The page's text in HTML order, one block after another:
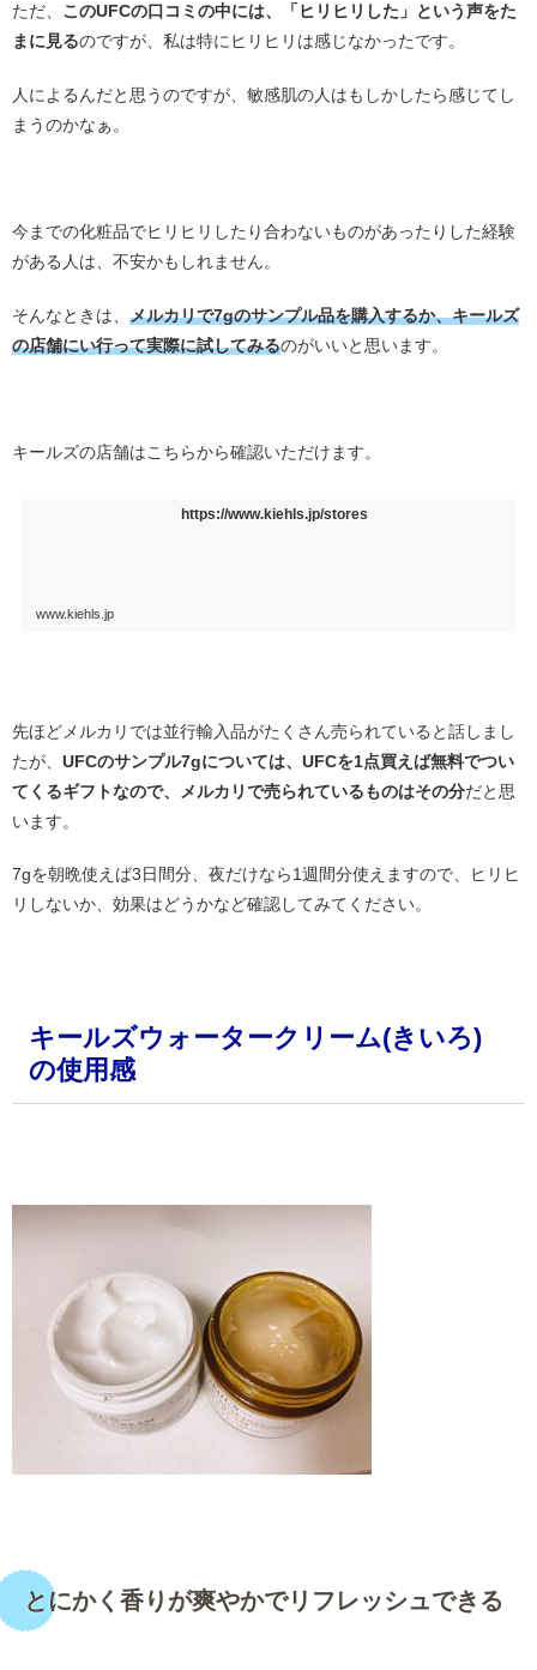
ただ、 このUFCの口コミの中には、「ヒリヒリした」という声をた
まに見るのですが、私は特にヒリヒリは感じなかったです。
人によるんだと思うのですが、敏感肌の人はもしかしたら感じてし
まうのかなぁ。
今までの化粧品でヒリヒリしたり合わないものがあったりした経験
がある人は、不安かもしれません。
そんなときは、 メルカリで7gのサンプル品を購入するか、キールズ
の店舗にい行って実際に試してみるのがいいと思います。
キールズの店舗はこちらから確認いただけます。
https://www.kiehls.jp/stores
www.kiehls.jp
先ほどメルカリでは並行輸入品がたくさん売られていると話しまし
たが、 UFCのサンプル7gについては、UFCを1点買えば無料でつい
てくるギフトなので、メルカリで売られているものはその分だと思
います。
7gを朝晩使えば3日間分、夜だけなら1週間分使えますので、ヒリヒ
リしないか、効果はどうかなど確認してみてください。
キールズウォータークリーム(きいろ)
の使用感
とにかく香りが爽やかでリフレッシュできる